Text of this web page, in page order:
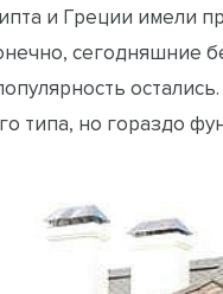
и Греции имели
сегодняшние
типа, но гораздо